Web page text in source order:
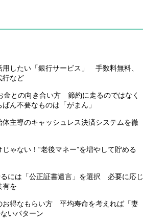
用したい「銀行サービス」 手数料無料、
行など
金との向き合い方 節約に走るのではなく
ん不要なものは「がまん」
主導のキャッシュレス決済システムを徹
ゃない！“老後マネー”を増やして貯める
るには「公正証書遺言」を選択 必要に応じ
有を
お得なもらい方 平均寿命を考えれば「妻
いパターン